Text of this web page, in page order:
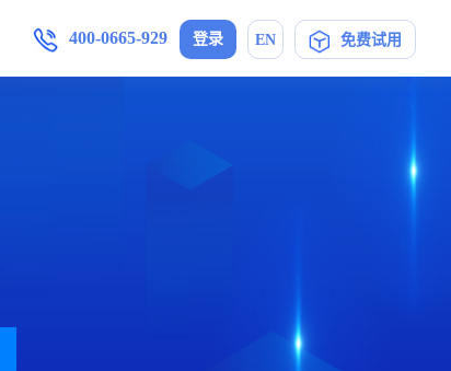
展的契机,活动策划公司就得在...
400-0665-929 登录 EN 免费试用